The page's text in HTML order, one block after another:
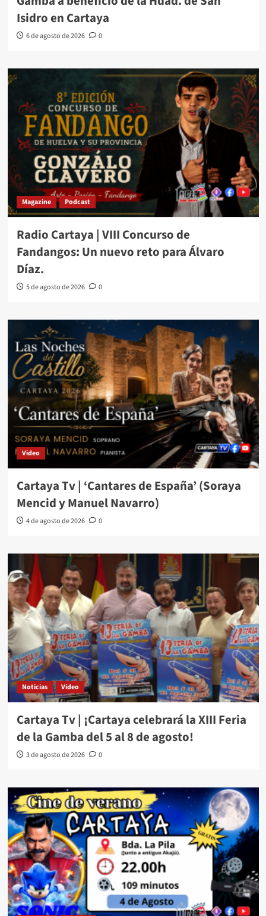
Isidro en Cartaya
6 de agosto de 2026 0
Magazine Podcast
Radio Cartaya | VIII Concurso de
Fandangos: Un nuevo reto para Álvaro
Díaz.
5 de agosto de 2026 0
Video
Cartaya Tv | ‘Cantares de España’ (Soraya
Mencid y Manuel Navarro)
4 de agosto de 2026 0
Noticias Video
Cartaya Tv | ¡Cartaya celebrará la XIII Feria
de la Gamba del 5 al 8 de agosto!
3 de agosto de 2026 0